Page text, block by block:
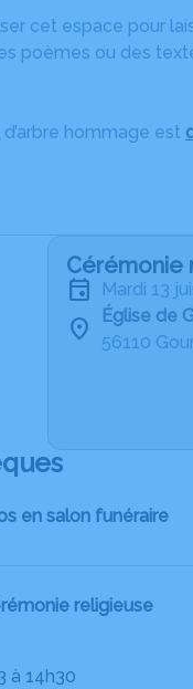
cet espace pour
poèmes ou des
hommage est
Cérémonie
mardi 13
Église de
56110
en salon funéraire
religieuse
à 14h30